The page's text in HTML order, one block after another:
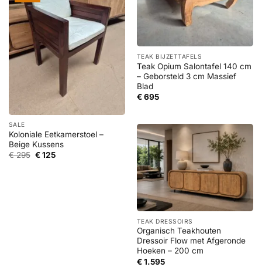
SALE
Koloniale Eetkamerstoel –
Beige Kussens
€295 Oorspronkelijke
€125Huidige
TEAK BIJZETTAFELS
Teak Opium Salontafel 140 cm
– Geborsteld 3 cm Massief
Blad
€695
TEAK DRESSOIRS
Organisch Teakhouten
Dressoir Flow met Afgeronde
Hoeken – 200 cm
€1.595